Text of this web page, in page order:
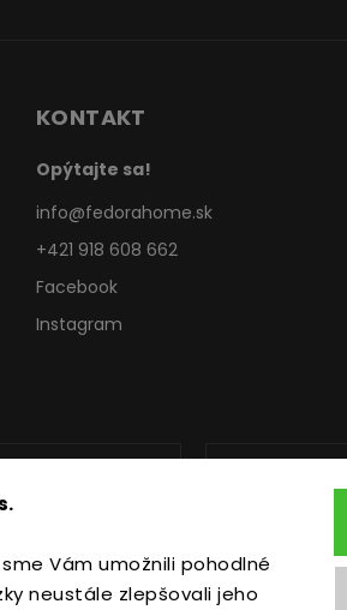
Vám umožnili pohodlné
neustále zlepšovali jeho
KONTAKT
Opýtajte sa!
info@fedorahome.sk
+421 918 608 662
Facebook
Instagram